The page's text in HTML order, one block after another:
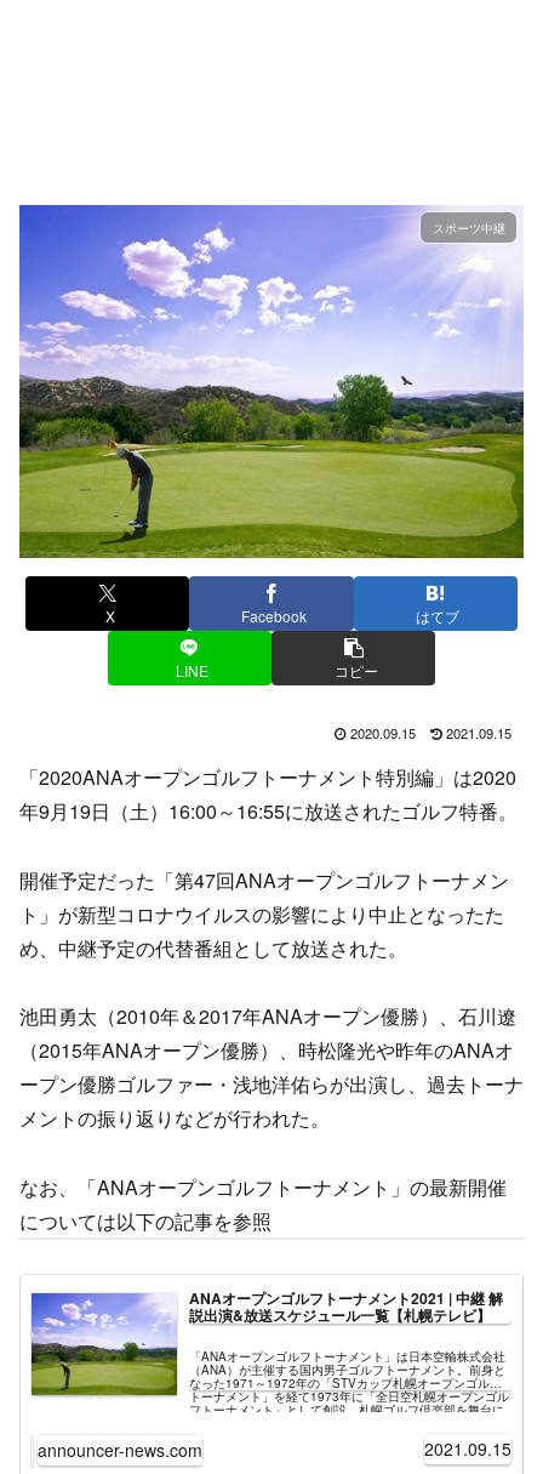
スポーツ中継
X Facebook はてブ
LINE コピー
2020.09.15 2021.09.15
「2020ANAオープンゴルフトーナメント特別編」は2020
年9月19日（土）16:00～16:55に放送されたゴルフ特番。
開催予定だった「第47回ANAオープンゴルフトーナメン
ト」が新型コロナウイルスの影響により中止となったた
め、中継予定の代替番組として放送された。
池田勇太（2010年＆2017年ANAオープン優勝）、石川遼
（2015年ANAオープン優勝）、時松隆光や昨年のANAオ
ープン優勝ゴルファー・浅地洋佑らが出演し、過去トーナ
メントの振り返りなどが行われた。
なお、「ANAオープンゴルフトーナメント」の最新開催
については以下の記事を参照
ANAオープンゴルフトーナメント2021 | 中継 解
説出演&放送スケジュール一覧【札幌テレビ】
「ANAオープンゴルフトーナメント」は日本空輸株式会社
（ANA）が主催する国内男子ゴルフトーナメント。前身と
なった1971～1972年の「STVカップ札幌オープンゴルフ
トーナメント」を経て1973年に「全日空札幌オープンゴル
フトーナメント」として創設。札幌ゴルフ倶楽部を舞台に
の影響、2020年は新型コロナウイルス感染拡大の影響に伴
い開催が中止となった。例年、地上波テレビ放送は札幌テ
レビが制作、3日目と最終日は日本テレビ系列で全国ネッ
announcer-news.com 2021.09.15